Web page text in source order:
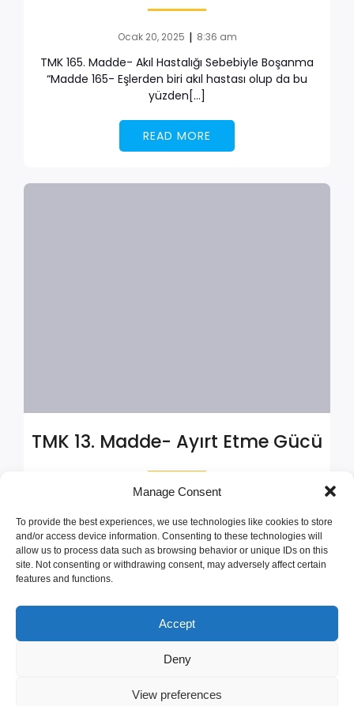
Manage Consent
To provide the best experiences, we use technologies like cookies to store
and/or access device information. Consenting to these technologies will
allow us to process data such as browsing behavior or unique IDs on this
site. Not consenting or withdrawing consent, may adversely affect certain
features and functions.
Accept
Deny
View preferences
Ocak 20, 2025 | 8:36 am
TMK 165. Madde- Akıl Hastalığı Sebebiyle Boşanma
“Madde 165- Eşlerden biri akıl hastası olup da bu
yüzden[…]
READ MORE
TMK 13. Madde- Ayırt Etme Gücü
Aralık 13, 2024 | 7:45 am
TMK 13. Madde- Ayırt Etme Gücü Ayırt Etme Gücü:
Hukuki Kapasitenin Temel Taşı Türk Medeni
Kanunu’nun 13.[…]
© 2026 AVUKAT YUNUS EMRE ÖZTÜRK. Created with